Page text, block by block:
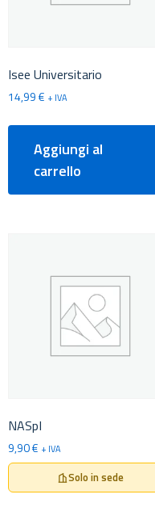
Isee Universitario
14,99€ + IVA
Aggiungi al
carrello
NASpI
9,90€ + IVA
Solo in sede